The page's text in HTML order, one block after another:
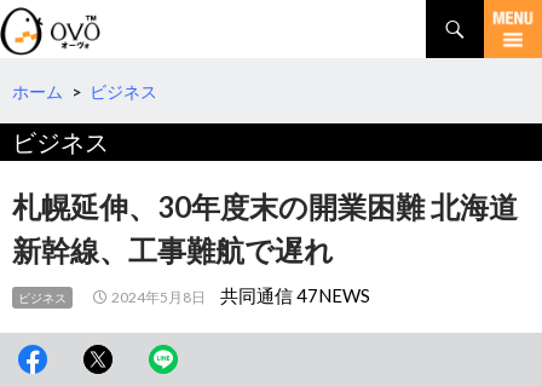
検
索
コ
テ
へ
動
ホーム > ビジネス
ビジネス
札幌延伸、30年度末の開業困難 北海道
新幹線、工事難航で遅れ
ビジネス 2024年5月8日 共同通信 47NEWS